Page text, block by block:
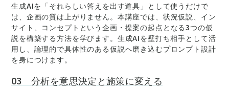
生成AIを「それらしい答えを出す道具」として使うだけで
は、企画の質は上がりません。本講座では、状況仮説、イン
サイト、コンセプトという企画・提案の起点となる3つの仮
説を構築する方法を学びます。生成AIを壁打ち相手として活
用し、論理的で具体性のある仮説へ磨き込むプロンプト設計
を身につけます。
03 分析を意思決定と施策に変える